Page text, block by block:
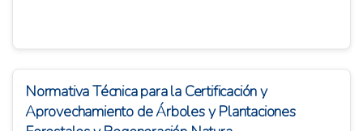
Normativa Técnica para la Certificación y
Aprovechamiento de Árboles y Plantaciones